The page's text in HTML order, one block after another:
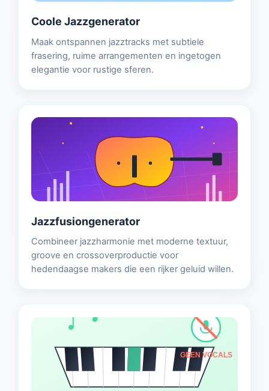
Coole Jazzgenerator
Maak ontspannen jazztracks met subtiele
frasering, ruime arrangementen en ingetogen
elegantie voor rustige sferen.
Jazzfusiongenerator
Combineer jazzharmonie met moderne textuur,
groove en crossoverproductie voor
hedendaagse makers die een rijker geluid willen.
GEEN VOCALS